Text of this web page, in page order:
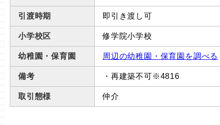
引渡時期 即引き渡し可
小学校区 修学院小学校
幼稚園・保育園 周辺の幼稚園・保育園を調べる
備考 ・再建築不可※4816
取引態様 仲介